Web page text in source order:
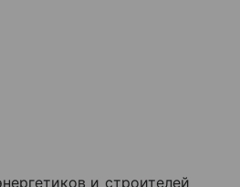
и строителей